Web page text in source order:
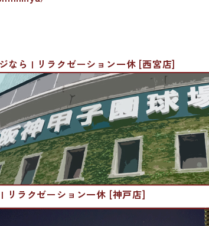
なら | リラクゼーション一休 [西宮店]
リラクゼーション一休 [神戸店]